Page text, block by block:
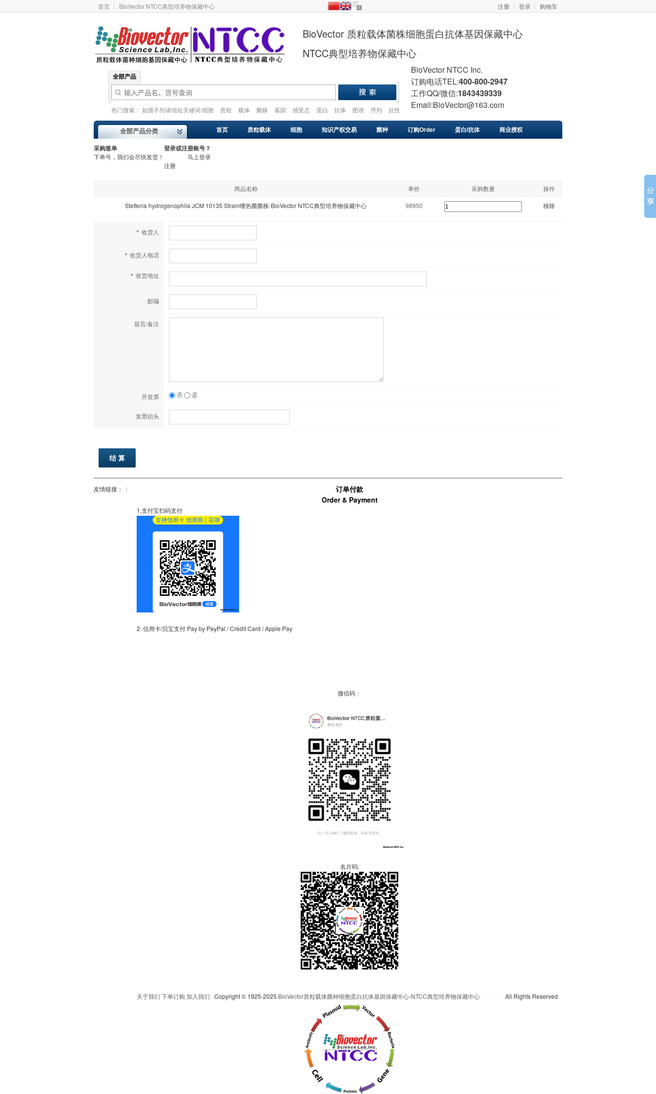
首页 BioVector NTCC典型培养物保藏中心 注册 登录 购物车
BioVector 质粒载体菌株细胞蛋白抗体基因保藏中心
NTCC典型培养物保藏中心
全部产品
热门搜索： 如搜不到请缩短关键词:细胞 质粒 载体 菌株 基因 感受态 蛋白 抗体 图谱 序列
抗性
BioVector NTCC Inc.
订购电话TEL:400-800-2947
工作QQ/微信:1843439339
Email:BioVector@163.com
全部产品分类 首页 质粒载体 细胞 知识产权交易 菌种 订购Order 蛋白/抗体 商业授权
采购签单
下单号，我们会尽快发货！
登录或注册账号？
马上登录
注册
商品名称 单价 采购数量 操作
Stetteria hydrogenophila JCM 10135 Strain嗜热菌菌株-BioVector NTCC典型培养物保藏中心 98950 移除
* 收货人
* 收货人电话
* 收货地址
邮编
留言/备注
开发票 否 是
发票抬头
友情链接： |
订单付款
Order & Payment
1.支付宝扫码支付
2. 信用卡/贝宝支付 Pay by PayPal / Credit Card / Apple Pay
微信码：
名片码:
关于我们 下单订购 加入我们 Copyright © 1925-2025 BioVector质粒载体菌种细胞蛋白抗体基因保藏中心-NTCC典型培养物保藏中心 All Rights Reserved.